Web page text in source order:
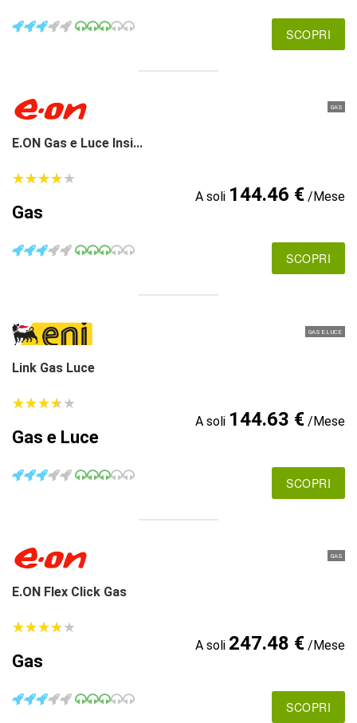
SCOPRI
GAS
E.ON Gas e Luce Insi...
★★★★★
★★★★★
Gas
A soli 144.46 €/Mese
SCOPRI
GAS E LUCE
Link Gas Luce
★★★★★
★★★★★
Gas e Luce
A soli 144.63 €/Mese
SCOPRI
GAS
E.ON Flex Click Gas
★★★★★
★★★★★
Gas
A soli 247.48 €/Mese
SCOPRI